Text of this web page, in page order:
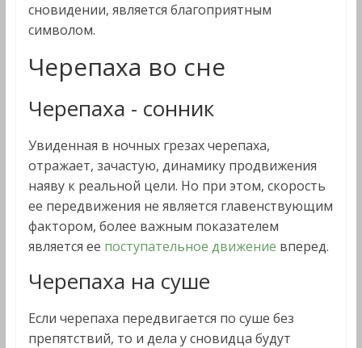
сновидении, является благоприятным
символом.
Черепаха во сне
Черепаха - сонник
Увиденная в ночных грезах черепаха,
отражает, зачастую, динамику продвижения
наяву к реальной цели. Но при этом, скорость
ее передвижения не является главенствующим
фактором, более важным показателем
является ее поступательное движение вперед.
Черепаха на суше
Если черепаха передвигается по суше без
препятствий, то и дела у сновидца будут